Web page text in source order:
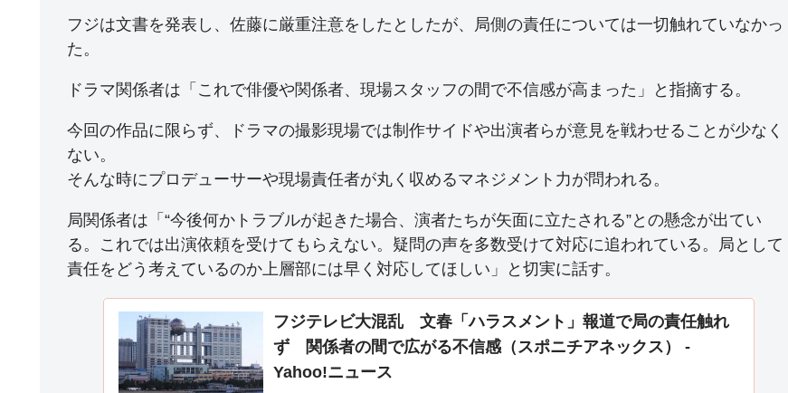
フジは文書を発表し、佐藤に厳重注意をしたとしたが、局側の責任については一切触れていなかっ
た。
ドラマ関係者は「これで俳優や関係者、現場スタッフの間で不信感が高まった」と指摘する。
今回の作品に限らず、ドラマの撮影現場では制作サイドや出演者らが意見を戦わせることが少なく
ない。
そんな時にプロデューサーや現場責任者が丸く収めるマネジメント力が問われる。
局関係者は「“今後何かトラブルが起きた場合、演者たちが矢面に立たされる”との懸念が出てい
る。これでは出演依頼を受けてもらえない。疑問の声を多数受けて対応に追われている。局として
責任をどう考えているのか上層部には早く対応してほしい」と切実に話す。
フジテレビ大混乱 文春「ハラスメント」報道で局の責任触れ
ず 関係者の間で広がる不信感（スポニチアネックス） -
Yahoo!ニュース